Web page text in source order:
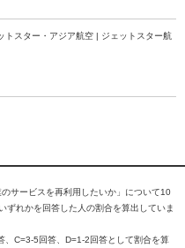
スター・アジア航空 | ジェットスター航
サービスを再利用したいか」について10
ずれかを回答した人の割合を算出していま
C=3-5回答、D=1-2回答として割合を算